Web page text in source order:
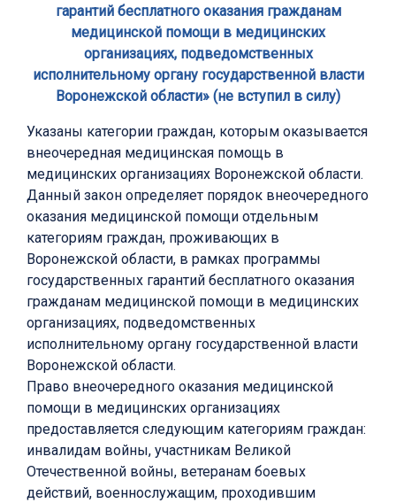
гарантий бесплатного оказания гражданам
медицинской помощи в медицинских
организациях, подведомственных
исполнительному органу государственной власти
Воронежской области» (не вступил в силу)
Указаны категории граждан, которым оказывается
внеочередная медицинская помощь в
медицинских организациях Воронежской области.
Данный закон определяет порядок внеочередного
оказания медицинской помощи отдельным
категориям граждан, проживающих в
Воронежской области, в рамках программы
государственных гарантий бесплатного оказания
гражданам медицинской помощи в медицинских
организациях, подведомственных
исполнительному органу государственной власти
Воронежской области.
Право внеочередного оказания медицинской
помощи в медицинских организациях
предоставляется следующим категориям граждан:
инвалидам войны, участникам Великой
Отечественной войны, ветеранам боевых
действий, военнослужащим, проходившим